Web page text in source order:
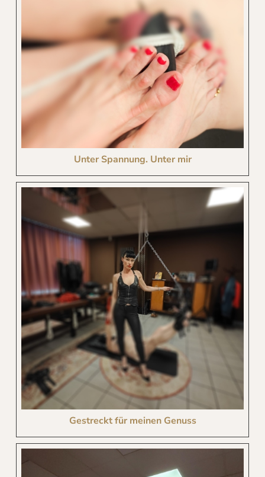
Unter Spannung. Unter mir
Gestreckt für meinen Genuss